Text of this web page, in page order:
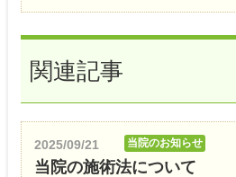
関連記事
2025/09/21 当院のお知らせ
当院の施術法について